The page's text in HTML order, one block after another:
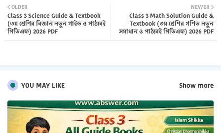
tter atsa
NEWER
Class 3 Math Solution Guide &
Textbook (৩য় শ্রেণির গণিত নতুন
সমাধান ও পাঠ্যবই পিডিএফ) 2026 PDF
OLDER
Class 3 Science Guide & Textbook
(৩য় শ্রেণির বিজ্ঞান নতুন গাইড ও পাঠ্যবই
পিডিএফ) 2026 PDF
YOU MAY LIKE Show more